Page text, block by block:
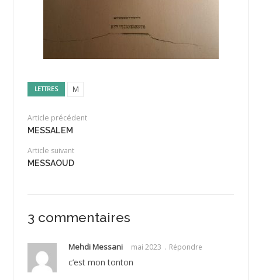
LETTRES M
Article précédent
MESSALEM
Article suivant
MESSAOUD
3 commentaires
Mehdi Messani mai 2023 Répondre
c’est mon tonton